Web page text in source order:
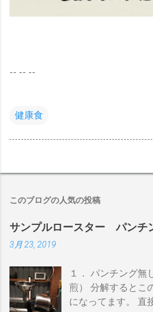
-- -- --
健康食
このブログの人気の投稿
サンプルロースター パンチ
3月 23, 2019
１． パンチング無
煎） 分解するとこ
になってます。 直